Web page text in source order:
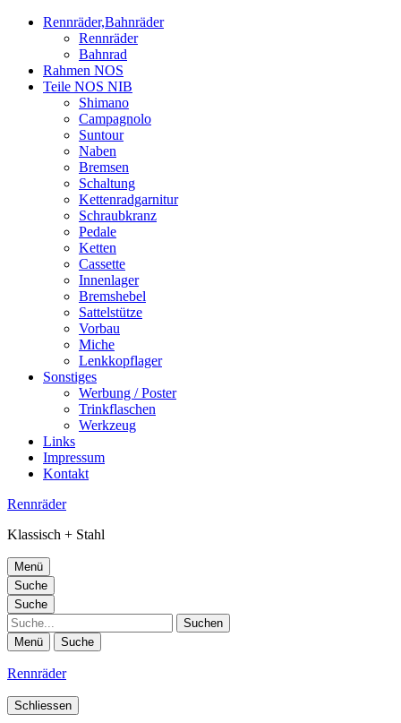
Rennräder,Bahnräder
Rennräder
Bahnrad
Rahmen NOS
Teile NOS NIB
Shimano
Campagnolo
Suntour
Naben
Bremsen
Schaltung
Kettenradgarnitur
Schraubkranz
Pedale
Ketten
Cassette
Innenlager
Bremshebel
Sattelstütze
Vorbau
Miche
Lenkkopflager
Sonstiges
Werbung / Poster
Trinkflaschen
Werkzeug
Links
Impressum
Kontakt
Rennräder
Klassisch + Stahl
Menü
Suche
Suche
Suche
Menü Suche
Rennräder
Schliessen